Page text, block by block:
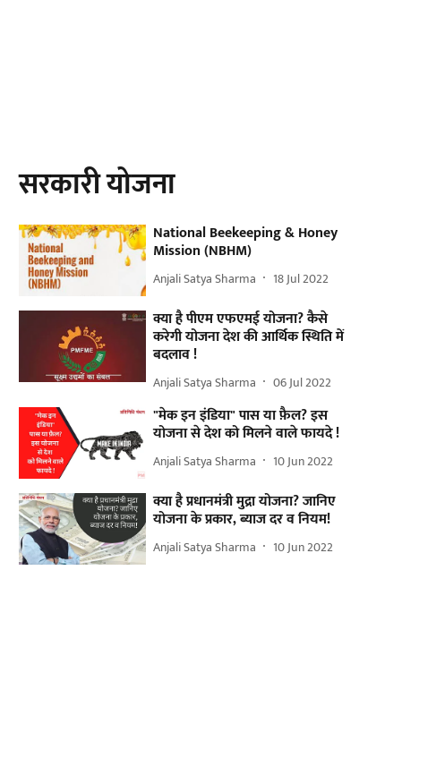
सरकारी योजना
National Beekeeping & Honey
Mission (NBHM)
Anjali Satya Sharma 18 Jul 2022
क्या है पीएम एफएमई योजना? कैसे
करेगी योजना देश की आर्थिक स्थिति में
बदलाव !
Anjali Satya Sharma 06 Jul 2022
"मेक इन इंडिया" पास या फ़ैल? इस
योजना से देश को मिलने वाले फायदे !
Anjali Satya Sharma 10 Jun 2022
क्या है प्रधानमंत्री मुद्रा योजना? जानिए
योजना के प्रकार, ब्याज दर व नियम!
Anjali Satya Sharma 10 Jun 2022